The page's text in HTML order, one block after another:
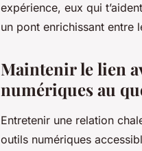
expérience, eux qui
un pont enrichissant entre
Maintenir le lien
numériques au
Entretenir une relation
outils numériques